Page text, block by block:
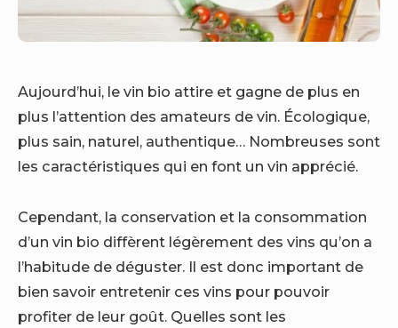
Aujourd’hui, le vin bio attire et gagne de plus en
plus l’attention des amateurs de vin. Écologique,
plus sain, naturel, authentique… Nombreuses sont
les caractéristiques qui en font un vin apprécié.
Cependant, la conservation et la consommation
d’un vin bio diffèrent légèrement des vins qu’on a
l’habitude de déguster. Il est donc important de
bien savoir entretenir ces vins pour pouvoir
profiter de leur goût. Quelles sont les